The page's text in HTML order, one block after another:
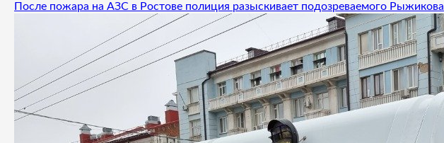
После пожара на АЗС в Ростове полиция разыскивает подозреваемого Рыжикова